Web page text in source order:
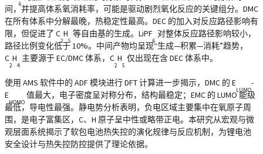
6
间，并提高体系氧消耗率，可能是驱动剧烈氧化反应的关键组分。DMC
在所有体系中分解最晚，热稳定性最高。DEC 的加入对反应路径影响有
限，但促进了 C
2
H
5
等自由基的生成。LiPF
6
对整体反应路径影响较小，
路径比例变化低于 10%。中间产物均呈现“生成—积累—消耗”趋势，
C
2
H
4
主要源于 EC/DMC 体系，C
2
H
5
仅出现在含 DEC 体系中。
使用 AMS 软件中的 ADF 模块进行 DFT 计算进一步揭示，DMC 的 E
LUMO
-
E
HOMO
值最大，电子密度呈对称分布，结构最稳定；EMC 的 LUMO 能级
最低，导电性最强。静电势分析表明，负电区域主要集中在氧原子周
围，是电子富集区，C、H 原子呈中性或略带正电。本研究从宏观与微
观层面系统揭示了软包电池热失控的演化规律与反应机制，为锂电池
安全设计与热失控防控提供了理论依据。